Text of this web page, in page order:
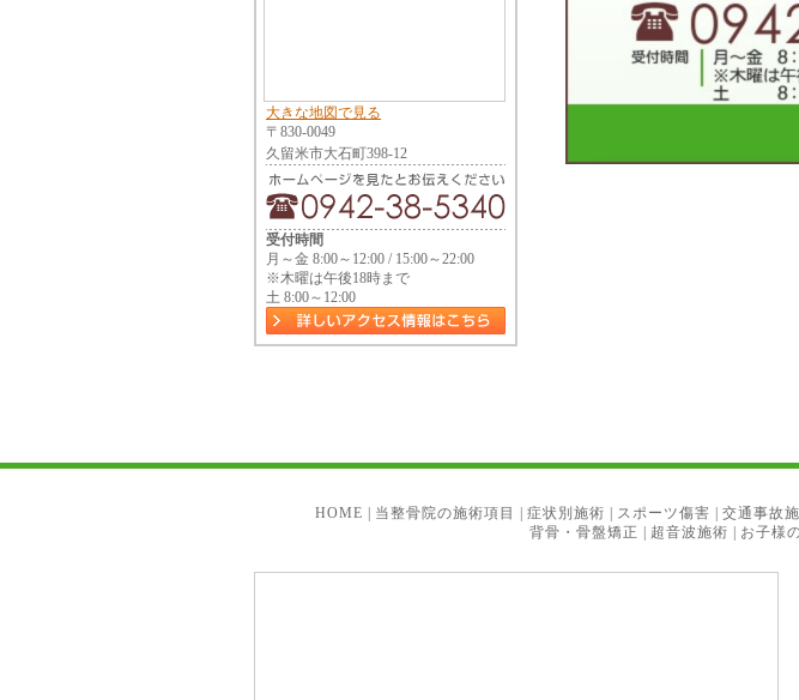
大きな地図で見る
〒830-0049
久留米市大石町398-12
受付時間
月～金 8:00～12:00 / 15:00～22:00
※木曜は午後18時まで
土 8:00～12:00
HOME 当整骨院の施術項目 症状別施術 スポーツ傷害 交通事故
背骨・骨盤矯正
超音波施術 お子様